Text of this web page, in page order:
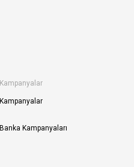
Kampanyalar
Kampanyalar
Banka Kampanyaları